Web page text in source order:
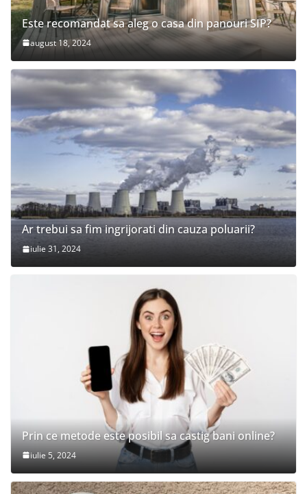
Este recomandat sa aleg o casa din panouri SIP?
august 18, 2024
Ar trebui sa fim ingrijorati din cauza poluarii?
iulie 31, 2024
Prin ce metode este posibil sa castig bani online?
iulie 5, 2024